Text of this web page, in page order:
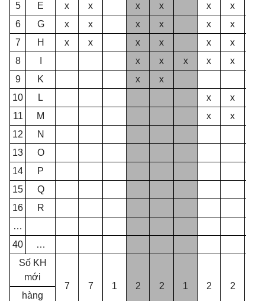
5
E x x x x x
x
6
G x x x x x
x
7
H x x x x x
x
8
x x x x
x
9
K x
x
10
L x
x
11
M x
x
12
N
13
O
14
P
15
Q
16
R
…
40
…
Số KH
mới
7
7 1 2 2 1 2 2
hàng